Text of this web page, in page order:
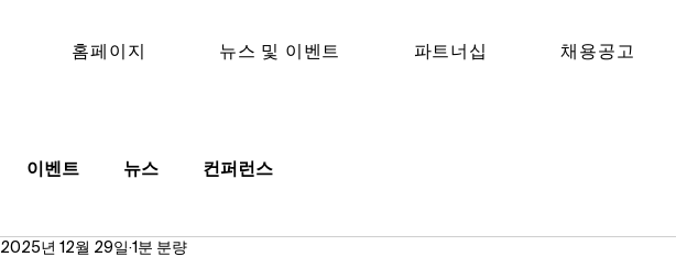
홈페이지 뉴스 및 이벤트 파트너십 채용공고​
이벤트 뉴스 컨퍼런스
2025년 12월 29일 1분 분량